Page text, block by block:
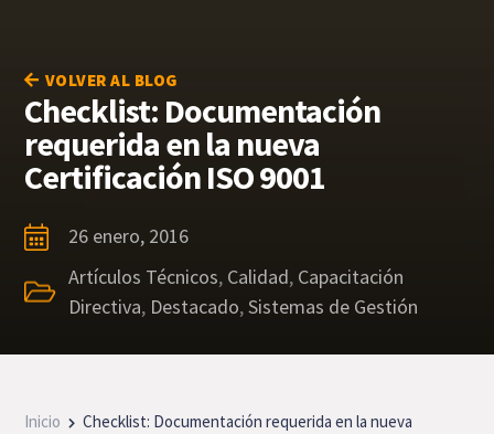
VOLVER AL BLOG
Checklist: Documentación
requerida en la nueva
Certificación ISO 9001
26 enero, 2016
Artículos Técnicos, Calidad, Capacitación
Directiva, Destacado,Sistemas de Gestión
Inicio
Checklist: Documentación requerida en la nueva